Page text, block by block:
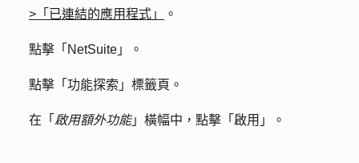
>「已連結的應用程式」
。
點擊「 NetSuite 」。
點擊「 功能探索 」標籤頁。
在「 啟用額外功能」橫幅中，點擊「 啟用」 。